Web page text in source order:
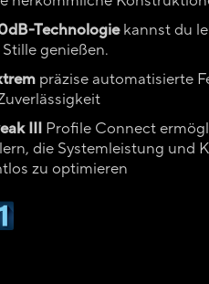
Technologiekannst du
genießen.
präzise automatisierte
III Profile Connect
die Systemleistung und
zu optimieren